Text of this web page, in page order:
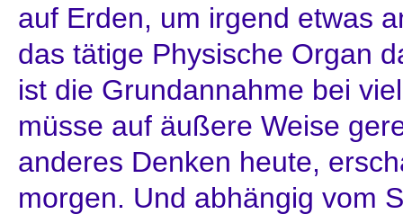
auf Erden, um irgend etwas
das tätige Physische Organ
ist die Grundannahme bei
müsse auf äußere Weise
anderes Denken heute,
morgen. Und abhängig vom